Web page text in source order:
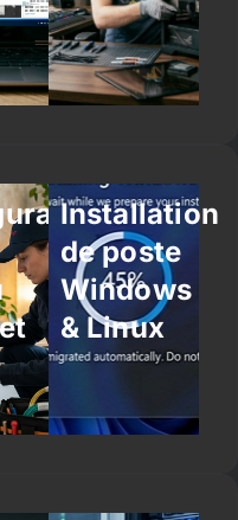
Installation
de poste
Windows
& Linux